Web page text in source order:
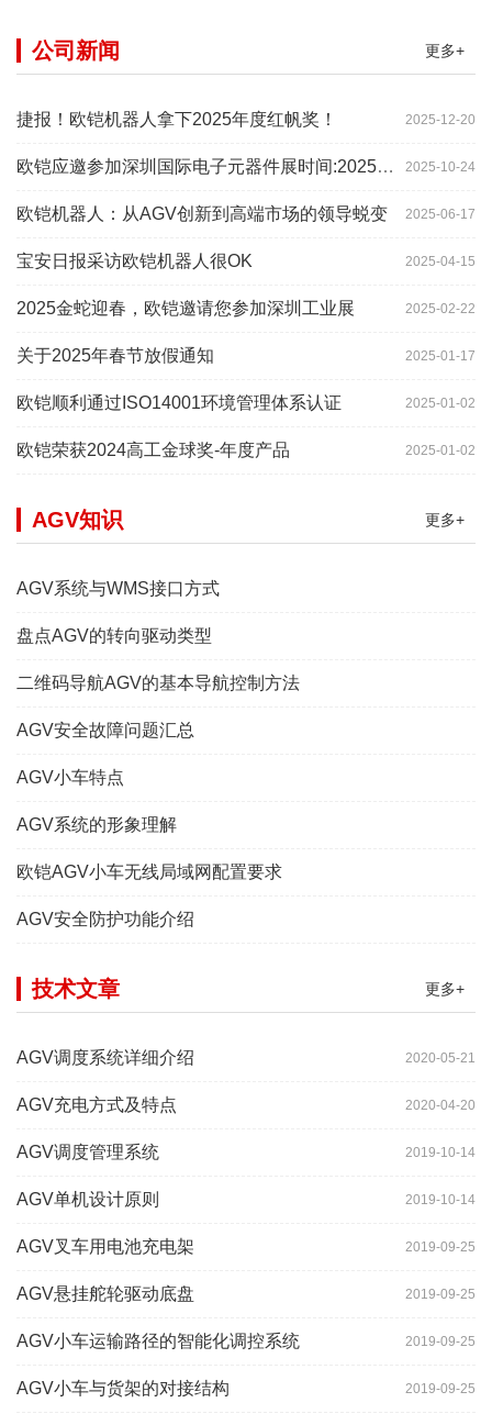
更多+
公司新闻
2025-12-20
捷报！欧铠机器人拿下2025年度红帆奖！
2025-10-24
欧铠应邀参加深圳国际电子元器件展时间:2025年10月28-
2025-06-17
欧铠机器人：从AGV创新到高端市场的领导蜕变
2025-04-15
宝安日报采访欧铠机器人很OK
2025-02-22
2025金蛇迎春，欧铠邀请您参加深圳工业展
2025-01-17
关于2025年春节放假通知
2025-01-02
欧铠顺利通过ISO14001环境管理体系认证
2025-01-02
欧铠荣获2024高工金球奖-年度产品
更多+
AGV知识
AGV系统与WMS接口方式
盘点AGV的转向驱动类型
二维码导航AGV的基本导航控制方法
AGV安全故障问题汇总
AGV小车特点
AGV系统的形象理解
欧铠AGV小车无线局域网配置要求
AGV安全防护功能介绍
更多+
技术文章
2020-05-21
AGV调度系统详细介绍
2020-04-20
AGV充电方式及特点
2019-10-14
AGV调度管理系统
2019-10-14
AGV单机设计原则
2019-09-25
AGV叉车用电池充电架
2019-09-25
AGV悬挂舵轮驱动底盘
2019-09-25
AGV小车运输路径的智能化调控系统
2019-09-25
AGV小车与货架的对接结构